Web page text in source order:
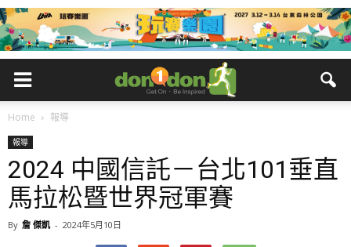
Home 報導
報導
2024 中國信託－台北101垂直
馬拉松暨世界冠軍賽
By 詹 傑凱 - 2024年5月10日